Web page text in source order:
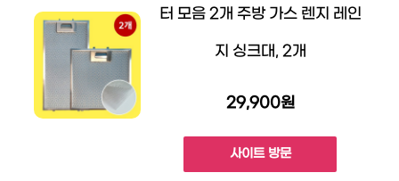
터 모음 2개 주방 가스 렌지 레인
지 싱크대, 2개
29,900원
사이트 방문